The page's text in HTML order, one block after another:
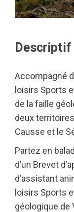
Descriptif
Accompagné
loisirs Sports
de la faille
deux
Causse et le
Partez en
d’un Brevet
d’assistant
loisirs Sports
géologique de